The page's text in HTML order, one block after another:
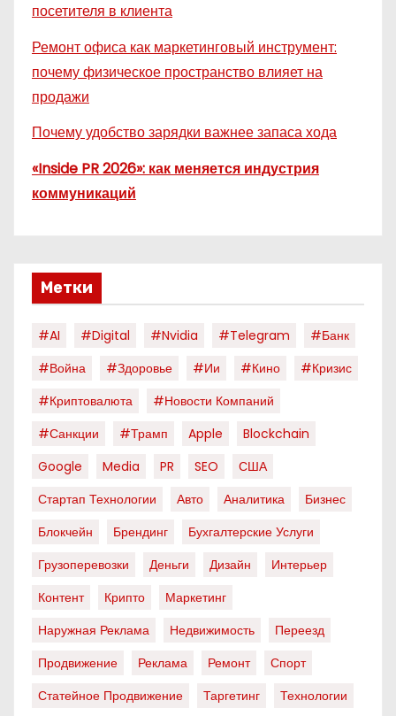
посетителя в клиента
Ремонт офиса как маркетинговый инструмент:
почему физическое пространство влияет на
продажи
Почему удобство зарядки важнее запаса хода
«Inside PR 2026»: как меняется индустрия
коммуникаций
Метки
#AI #digital #nvidia #telegram
#банк
#война
#здоровье #ии #кино
#кризис
#криптовалюта
#новости Компаний
#санкции
#трамп Apple
Blockchain
Google
Media PR SEO
США
Стартап Технологии
Авто Аналитика
Бизнес
Блокчейн
Брендинг
Бухгалтерские Услуги
Грузоперевозки
Деньги Дизайн
Интерьер
Контент
Крипто
Маркетинг
Наружная Реклама
Недвижимость
Переезд
Продвижение
Реклама Ремонт
Спорт
Статейное Продвижение
Таргетинг Технологии